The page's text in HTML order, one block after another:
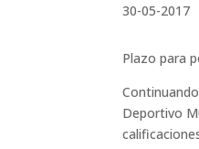
30-05-2017
Plazo para
Deportivo